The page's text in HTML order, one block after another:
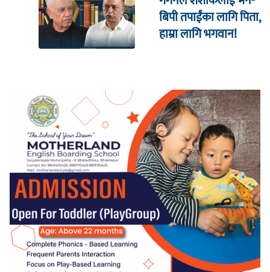
बिपी तपाईंका लागि पिता,
हाम्रा लागि भगवान!